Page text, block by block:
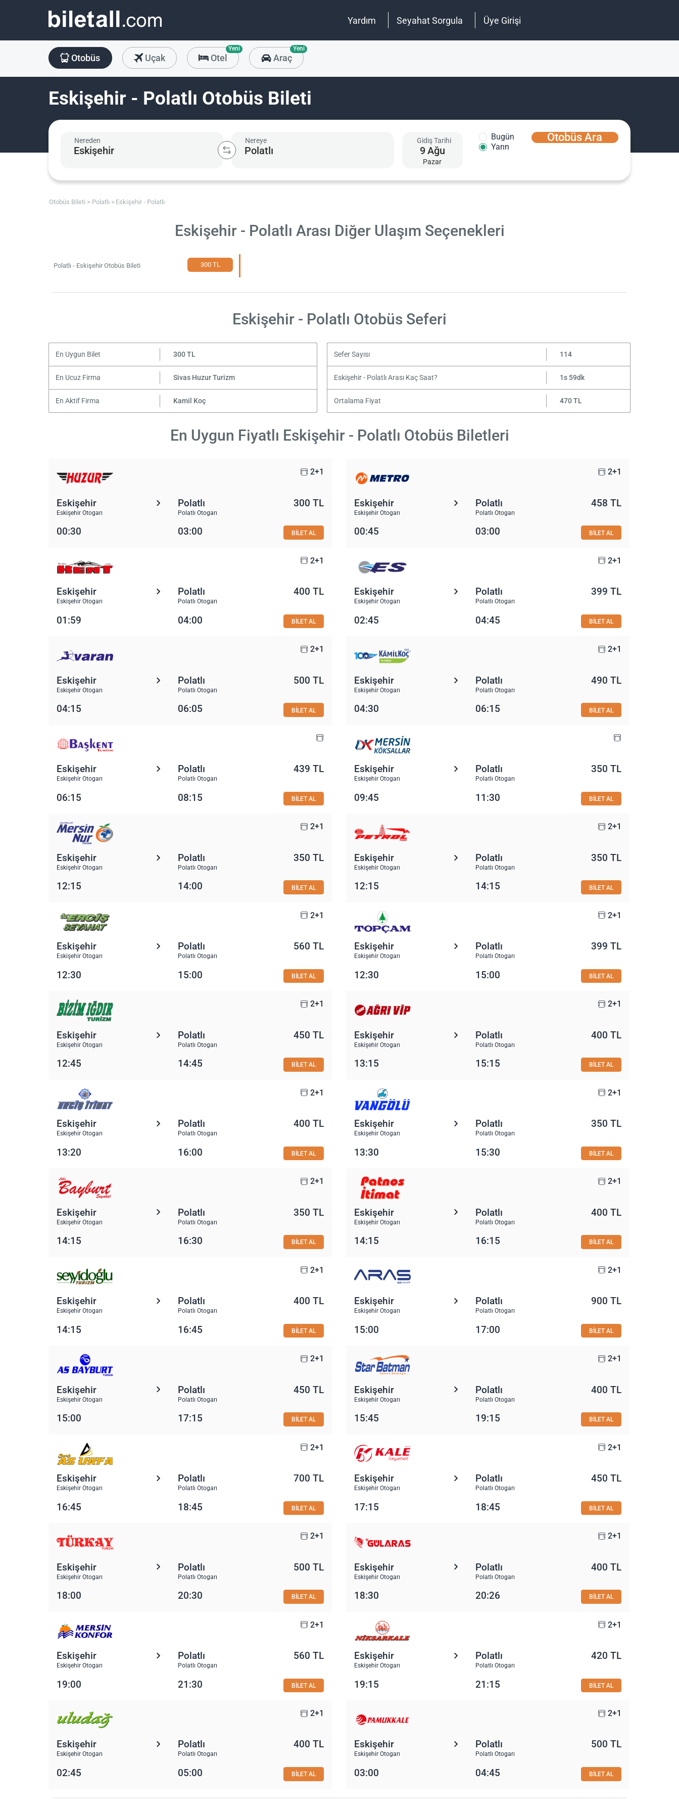
Yardım Seyahat Sorgula Üye Girişi
Otobüs Uçak Otel
Yeni
Araç
Yeni
Eskişehir - Polatlı Otobüs Bileti
Nereden Nereye Gidiş Tarihi
9Ağu
Pazar
Bugün
Yarın
Otobüs Ara
Otobüs Bileti Polatlı Eskişehir - Polatlı
Eskişehir - Polatlı Arası Diğer Ulaşım Seçenekleri
Polatlı - Eskişehir Otobüs Bileti 300 TL
Eskişehir - Polatlı Otobüs Seferi
En Uygun Bilet 300 TL Sefer Sayısı 114
En Ucuz Firma Sivas Huzur Turizm Eskişehir - Polatlı Arası Kaç Saat? 1s 59dk
En Aktif Firma Kamil Koç Ortalama Fiyat 470 TL
En Uygun Fiyatlı Eskişehir - Polatlı Otobüs Biletleri
2+1
Eskişehir
Eskişehir Otogarı
Polatlı
Polatlı Otogarı
300 TL
00:30 03:00 BİLET AL
2+1
Eskişehir
Eskişehir Otogarı
Polatlı
Polatlı Otogarı
458 TL
00:45 03:00 BİLET AL
2+1
Eskişehir
Eskişehir Otogarı
Polatlı
Polatlı Otogarı
400 TL
01:59 04:00 BİLET AL
2+1
Eskişehir
Eskişehir Otogarı
Polatlı
Polatlı Otogarı
399 TL
02:45 04:45 BİLET AL
2+1
Eskişehir
Eskişehir Otogarı
Polatlı
Polatlı Otogarı
500 TL
04:15 06:05 BİLET AL
2+1
Eskişehir
Eskişehir Otogarı
Polatlı
Polatlı Otogarı
490 TL
04:30 06:15 BİLET AL
Eskişehir
Eskişehir Otogarı
Polatlı
Polatlı Otogarı
439 TL
06:15 08:15 BİLET AL
Eskişehir
Eskişehir Otogarı
Polatlı
Polatlı Otogarı
350 TL
09:45 11:30 BİLET AL
2+1
Eskişehir
Eskişehir Otogarı
Polatlı
Polatlı Otogarı
350 TL
12:15 14:00 BİLET AL
2+1
Eskişehir
Eskişehir Otogarı
Polatlı
Polatlı Otogarı
350 TL
12:15 14:15 BİLET AL
2+1
Eskişehir
Eskişehir Otogarı
Polatlı
Polatlı Otogarı
560 TL
12:30 15:00 BİLET AL
2+1
Eskişehir
Eskişehir Otogarı
Polatlı
Polatlı Otogarı
399 TL
12:30 15:00 BİLET AL
2+1
Eskişehir
Eskişehir Otogarı
Polatlı
Polatlı Otogarı
450 TL
12:45 14:45 BİLET AL
2+1
Eskişehir
Eskişehir Otogarı
Polatlı
Polatlı Otogarı
400 TL
13:15 15:15 BİLET AL
2+1
Eskişehir
Eskişehir Otogarı
Polatlı
Polatlı Otogarı
400 TL
13:20 16:00 BİLET AL
2+1
Eskişehir
Eskişehir Otogarı
Polatlı
Polatlı Otogarı
350 TL
13:30 15:30 BİLET AL
2+1
Eskişehir
Eskişehir Otogarı
Polatlı
Polatlı Otogarı
350 TL
14:15 16:30 BİLET AL
2+1
Eskişehir
Eskişehir Otogarı
Polatlı
Polatlı Otogarı
400 TL
14:15 16:15 BİLET AL
2+1
Eskişehir
Eskişehir Otogarı
Polatlı
Polatlı Otogarı
400 TL
14:15 16:45 BİLET AL
2+1
Eskişehir
Eskişehir Otogarı
Polatlı
Polatlı Otogarı
900 TL
15:00 17:00 BİLET AL
2+1
Eskişehir
Eskişehir Otogarı
Polatlı
Polatlı Otogarı
450 TL
15:00 17:15 BİLET AL
2+1
Eskişehir
Eskişehir Otogarı
Polatlı
Polatlı Otogarı
400 TL
15:45 19:15 BİLET AL
2+1
Eskişehir
Eskişehir Otogarı
Polatlı
Polatlı Otogarı
700 TL
16:45 18:45 BİLET AL
2+1
Eskişehir
Eskişehir Otogarı
Polatlı
Polatlı Otogarı
450 TL
17:15 18:45 BİLET AL
2+1
Eskişehir
Eskişehir Otogarı
Polatlı
Polatlı Otogarı
500 TL
18:00 20:30 BİLET AL
2+1
Eskişehir
Eskişehir Otogarı
Polatlı
Polatlı Otogarı
400 TL
18:30 20:26 BİLET AL
2+1
Eskişehir
Eskişehir Otogarı
Polatlı
Polatlı Otogarı
560 TL
19:00 21:30 BİLET AL
2+1
Eskişehir
Eskişehir Otogarı
Polatlı
Polatlı Otogarı
420 TL
19:15 21:15 BİLET AL
2+1
Eskişehir
Eskişehir Otogarı
Polatlı
Polatlı Otogarı
400 TL
02:45 05:00 BİLET AL
2+1
Eskişehir
Eskişehir Otogarı
Polatlı
Polatlı Otogarı
500 TL
03:00 04:45 BİLET AL